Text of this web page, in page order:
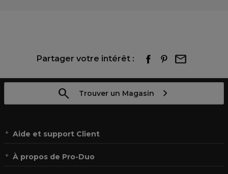
Partager votre intérêt :
Trouver un Magasin
Aide et support Client
À propos de Pro-Duo